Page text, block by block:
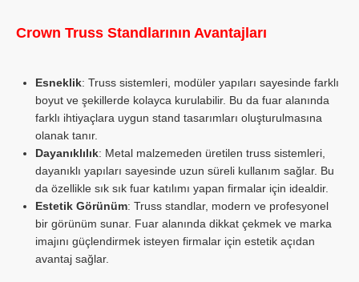
Crown Truss Standlarının Avantajları
Esneklik: Truss sistemleri, modüler yapıları sayesinde farklı
boyut ve şekillerde kolayca kurulabilir. Bu da fuar alanında
farklı ihtiyaçlara uygun stand tasarımları oluşturulmasına
olanak tanır.
Dayanıklılık: Metal malzemeden üretilen truss sistemleri,
dayanıklı yapıları sayesinde uzun süreli kullanım sağlar. Bu
da özellikle sık sık fuar katılımı yapan firmalar için idealdir.
Estetik Görünüm: Truss standlar, modern ve profesyonel
bir görünüm sunar. Fuar alanında dikkat çekmek ve marka
imajını güçlendirmek isteyen firmalar için estetik açıdan
avantaj sağlar.